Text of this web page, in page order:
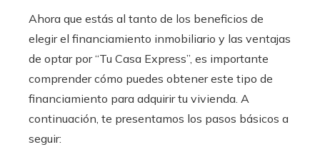
Ahora que estás al tanto de los beneficios de
elegir el financiamiento inmobiliario y las ventajas
de optar por “Tu Casa Express”, es importante
comprender cómo puedes obtener este tipo de
financiamiento para adquirir tu vivienda. A
continuación, te presentamos los pasos básicos a
seguir: